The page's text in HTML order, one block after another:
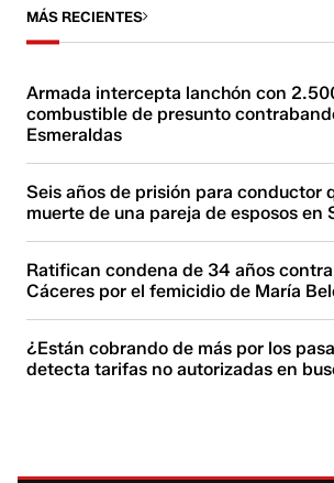
MÁS RECIENTES
Armada intercepta lanchón con
combustible de presunto
Esmeraldas
Seis años de prisión para conductor
muerte de una pareja de esposos en
Ratifican condena de 34 años
Cáceres por el femicidio de María
¿Están cobrando de más por los
detecta tarifas no autorizadas en